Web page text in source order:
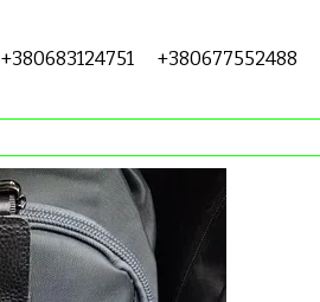
+380683124751 +380677552488